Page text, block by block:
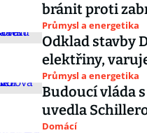
bránit proti
Průmysl a energetika
Odklad stavby
elektřiny,
Průmysl a energetika
Budoucí vláda
uvedla
Domácí